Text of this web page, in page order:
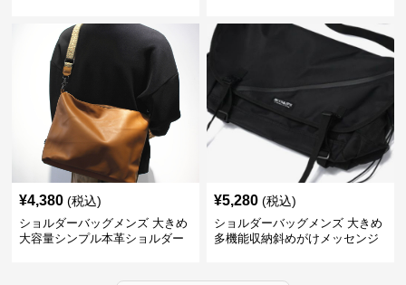
¥4,380 (税込)
ショルダーバッグメンズ 大きめ
大容量シンプル本革ショルダー
¥5,280 (税込)
ショルダーバッグメンズ 大きめ
多機能収納斜めがけメッセンジ